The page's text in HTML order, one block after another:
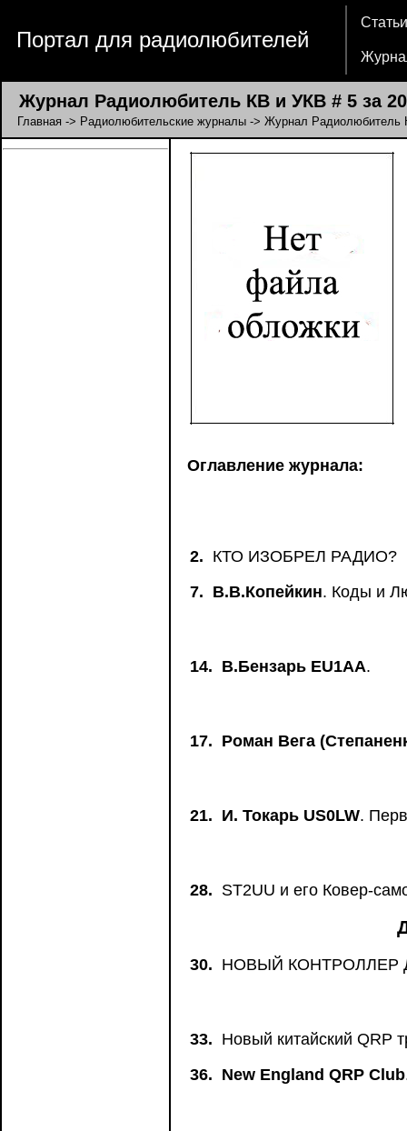
Портал для радиолюбителей
Статьи
Журнал Радиолюбитель КВ и УКВ # 5 за
Главная -> Радиолюбительские журналы -> Журнал Радиолюбитель
Оглавление журнала:
2. КТО ИЗОБРЕЛ РАДИО?
7. В.В.Копейкин. Коды и
14. В.Бензарь EU1AA.
17. Роман Вега
21. И. Токарь US0LW.
28. ST2UU и его Ковер-
30. НОВЫЙ КОНТРОЛЛЕР
33. Новый китайский QRP
36. New England QRP Club